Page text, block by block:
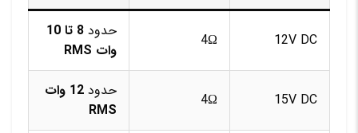
12V DC
4Ω حدود
8 تا 10
وات RMS
15V DC
4Ω حدود
12 وات
RMS